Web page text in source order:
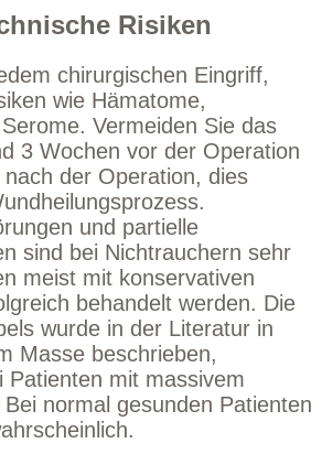
Risiken
chirurgischen Eingriff,
wie Hämatome,
Vermeiden Sie das
3 Wochen vor der Operation
der Operation, dies
und partielle
sind bei Nichtrauchern sehr
meist mit konservativen
behandelt werden. Die
wurde in der Literatur in
Masse beschrieben,
Patienten mit massivem
normal gesunden Patienten